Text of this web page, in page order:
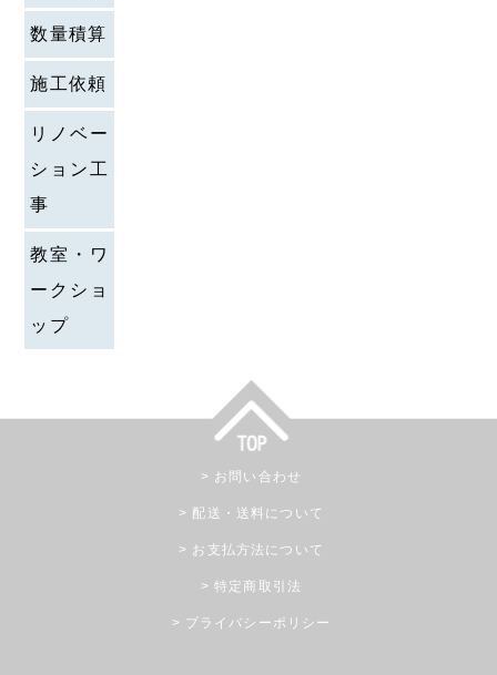
数量積算
施工依頼
リノベー
ション工
事
教室・ワ
ークショ
ップ
お問い合わせ
配送・送料について
お支払方法について
特定商取引法
プライバシーポリシー